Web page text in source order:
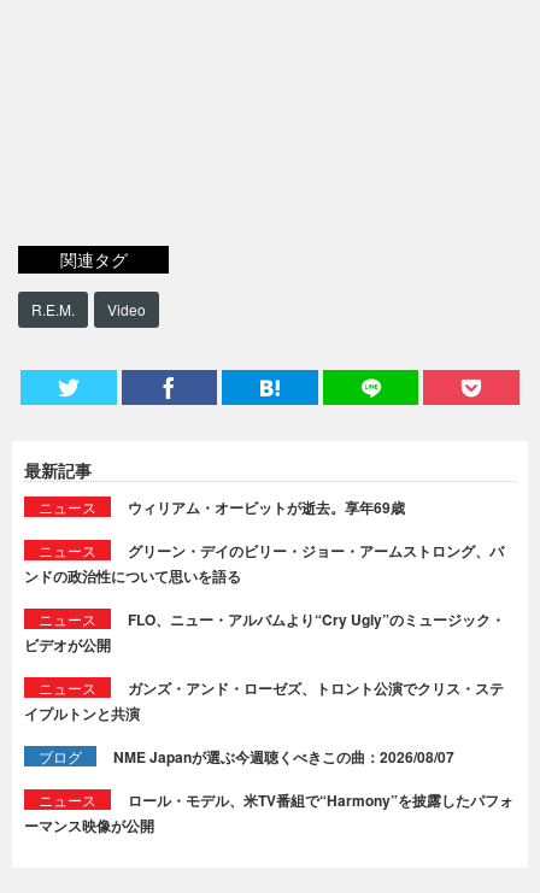
関連タグ
R.E.M. Video
最新記事
ニュース ウィリアム・オービットが逝去。享年69歳
ニュース
グリーン・デイのビリー・ジョー・アームストロング、バ
ンドの政治性について思いを語る
ニュース
FLO、ニュー・アルバムより“Cry Ugly”のミュージック・
ビデオが公開
ニュース
ガンズ・アンド・ローゼズ、トロント公演でクリス・ステ
イプルトンと共演
ブログ NME Japanが選ぶ今週聴くべきこの曲：2026/08/07
ニュース
ロール・モデル、米TV番組で“Harmony”を披露したパフォ
ーマンス映像が公開